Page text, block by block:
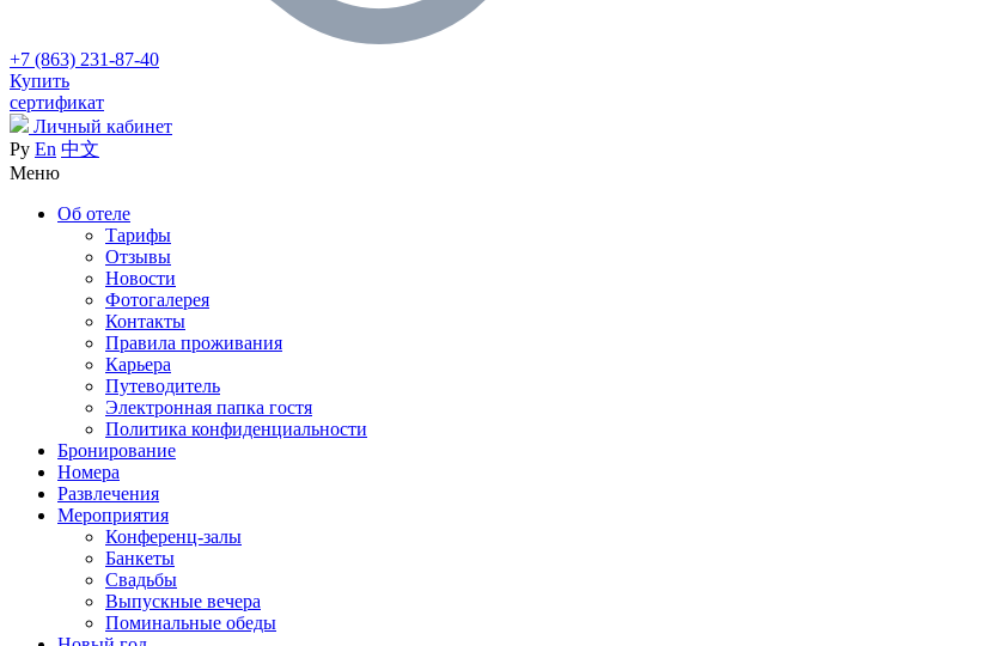
+7 (863) 231-87-40
Купить
сертификат
Личный кабинет
Ру En 中文
Меню
Об отеле
Тарифы
Отзывы
Новости
Фотогалерея
Контакты
Правила проживания
Карьера
Путеводитель
Электронная папка гостя
Политика конфиденциальности
Бронирование
Номера
Развлечения
Мероприятия
Конференц-залы
Банкеты
Свадьбы
Выпускные вечера
Поминальные обеды